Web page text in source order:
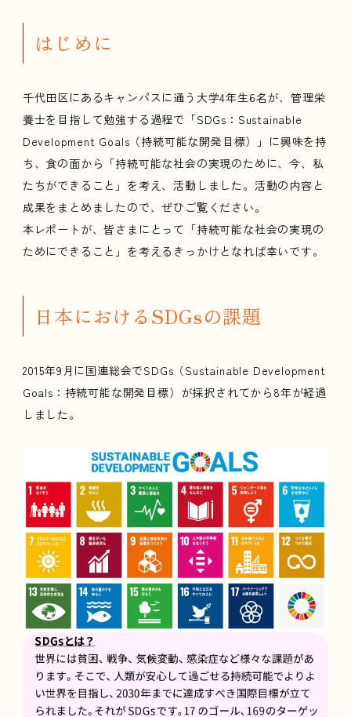
はじめに
千代田区にあるキャンパスに通う大学4年生6名が、管理栄
養士を目指して勉強する過程で「SDGs：Sustainable
Development Goals（持続可能な開発目標）」に興味を持
ち、食の面から「持続可能な社会の実現のために、今、私
たちができること」を考え、活動しました。活動の内容と
成果をまとめましたので、ぜひご覧ください。
本レポートが、皆さまにとって「持続可能な社会の実現の
ためにできること」を考えるきっかけとなれば幸いです。
日本におけるSDGsの課題
2015年9月に国連総会でSDGs（Sustainable Development
Goals：持続可能な開発目標）が採択されてから8年が経過
しました。